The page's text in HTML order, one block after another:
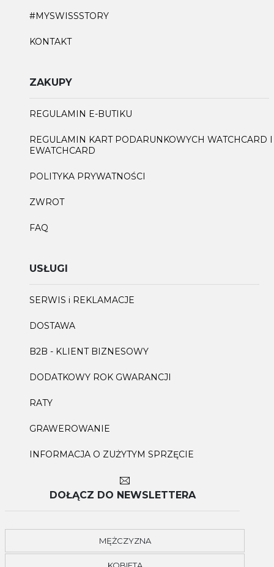
#MYSWISSSTORY
KONTAKT
ZAKUPY
REGULAMIN E-BUTIKU
REGULAMIN KART PODARUNKOWYCH WATCHCARD I
EWATCHCARD
POLITYKA PRYWATNOŚCI
ZWROT
FAQ
USŁUGI
SERWIS i REKLAMACJE
DOSTAWA
B2B - KLIENT BIZNESOWY
DODATKOWY ROK GWARANCJI
RATY
GRAWEROWANIE
INFORMACJA O ZUŻYTYM SPRZĘCIE
DOŁĄCZ DO NEWSLETTERA
MĘŻCZYZNA
KOBIETA